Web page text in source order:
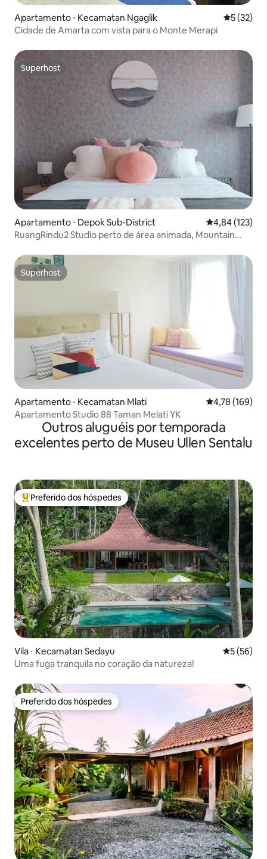
Apartamento ⋅ Kecamatan Ngaglik 5 de uma
5 (32)
Cidade de Amarta com vista para o Monte Merapi
Superhost
Superhost
Apartamento ⋅ Depok Sub-District 4,84 de uma
4,84 (123)
RuangRindu2 Studio perto de área animada, Mountain
Superhost
Superhost
Apartamento ⋅ Kecamatan Mlati 4,78 de uma
4,78 (169)
Apartamento Studio 88 Taman Melati YK
Outros aluguéis por temporada
excelentes perto de Museu Ullen Sentalu
Entre os melhores preferidos dos hóspedes
Preferido dos hóspedes
Vila ⋅ Kecamatan Sedayu 5 de uma
5 (56)
Uma fuga tranquila no coração da natureza!
Preferido dos hóspedes
Preferido dos hóspedes